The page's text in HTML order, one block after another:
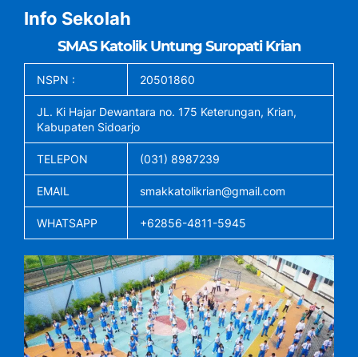
Info Sekolah
SMAS Katolik Untung Suropati Krian
NSPN : 20501860
JL. Ki Hajar Dewantara no. 175 Keterungan, Krian,
Kabupaten Sidoarjo
TELEPON (031) 8987239
EMAIL smakkatolikrian@gmail.com
WHATSAPP +62856-4811-5945